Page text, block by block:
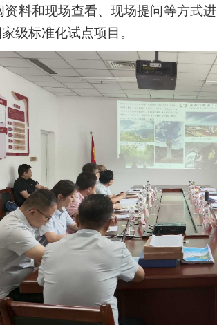
料和现场查看、现场提问等方式
级标准化试点项目。